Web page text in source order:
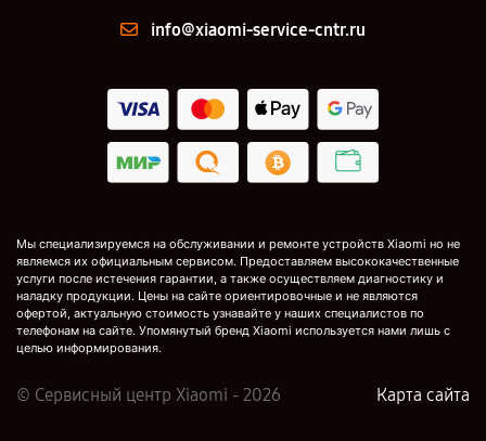
info@xiaomi-service-cntr.ru
Мы специализируемся на обслуживании и ремонте устройств Xiaomi но не
являемся их официальным сервисом. Предоставляем высококачественные
услуги после истечения гарантии, а также осуществляем диагностику и
наладку продукции. Цены на сайте ориентировочные и не являются
офертой, актуальную стоимость узнавайте у наших специалистов по
телефонам на сайте. Упомянутый бренд Xiaomi используется нами лишь с
целью информирования.
© Сервисный центр Xiaomi - 2026 Карта сайта